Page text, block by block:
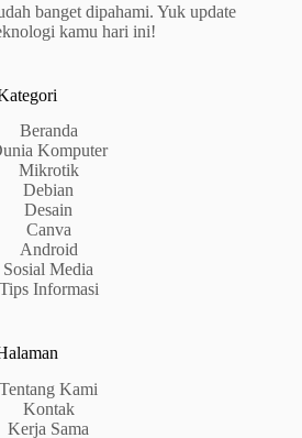
banget dipahami. Yuk update
kamu hari ini!
Beranda
Komputer
Mikrotik
Debian
Desain
Canva
Android
Sosial Media
Tips Informasi
Tentang Kami
Kontak
Kerja Sama